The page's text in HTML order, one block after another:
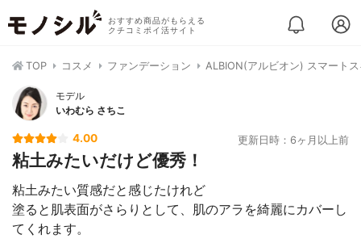
おすすめ商品がもらえる
クチコミポイ活サイト
TOP コスメ ファンデーション ALBION(アルビオン) スマート
モデル
いわむら さちこ
4.00 更新日時：6ヶ月以上前
粘土みたいだけど優秀！
粘土みたい質感だと感じたけれど
塗ると肌表面がさらりとして、肌のアラを綺麗にカバーし
てくれます。